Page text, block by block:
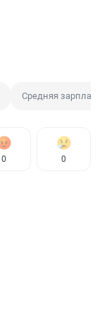
Средняя зарплата
0 0